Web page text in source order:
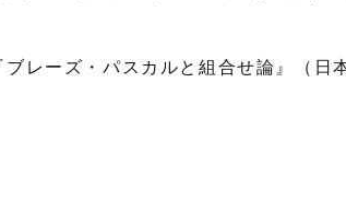
レーズ・パスカルと組合せ論』（日